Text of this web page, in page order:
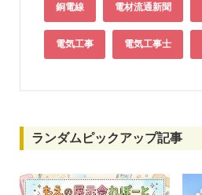
銅電線 電材流通新聞
電気工事 電気工事士
ランダムピックアップ記事